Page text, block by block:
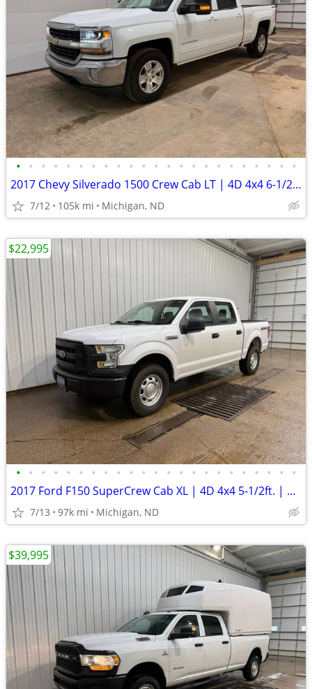
• • • • • • • • • • • • • • • • • • • • • • •
2017 Chevy Silverado 1500 Crew Cab LT | 4D 4x4 6-1/2ft. | 104k Miles
7/12 105k mi Michigan, ND
• • • • • • • • • • • • • • • • • • • • • • •
2017 Ford F150 SuperCrew Cab XL | 4D 4x4 5-1/2ft. | 97k Miles
7/13 97k mi Michigan, ND
$22,995
$39,995